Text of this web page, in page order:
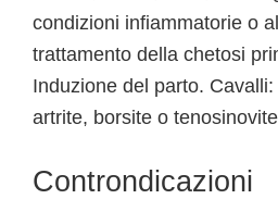
condizioni infiammatorie o
trattamento della chetosi
Induzione del parto.
artrite, borsite o
Controndicazioni